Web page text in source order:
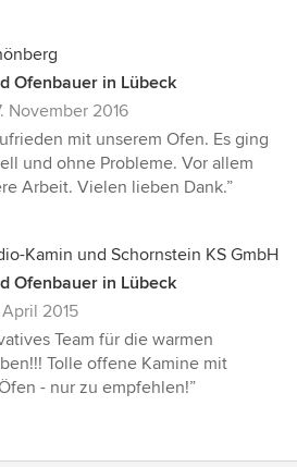
Ofenbauer in Lübeck
November 2016
mit unserem Ofen. Es ging
und ohne Probleme. Vor allem
Arbeit. Vielen lieben Dank.”
Kamin und Schornstein KS GmbH
Ofenbauer in Lübeck
April 2015
Team für die warmen
Tolle offene Kamine mit
- nur zu empfehlen!”